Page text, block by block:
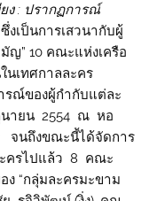
ยง : ปรากฏการณ์
ซึ่งเป็นการเสวนากับผู้
ญ” 10 คณะแห่งเครือ
นเทศกาลละคร
รณ์ของผู้กำกับแต่ละ
นายน 2554 ณ หอ
จนถึงขณะนี้ได้จัดการ
ะครไปแล้ว 8 คณะ
“กลุ่มละครมะขาม